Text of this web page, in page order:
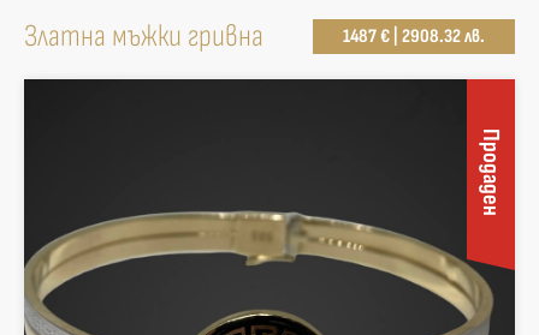
Златна мъжки гривна 1487 € | 2908.32 лв.
Продаден